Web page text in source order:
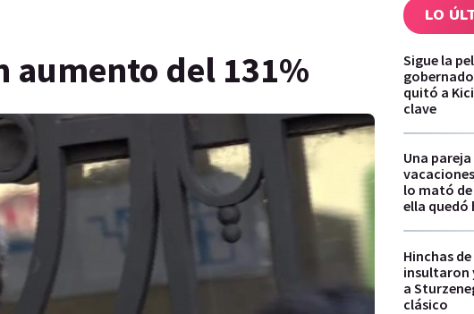
aumento del 131%
LO
Sigue la
quitó a
clave
Una pareja
lo mató de
ella quedó
Hinchas
insultaron
a
clásico